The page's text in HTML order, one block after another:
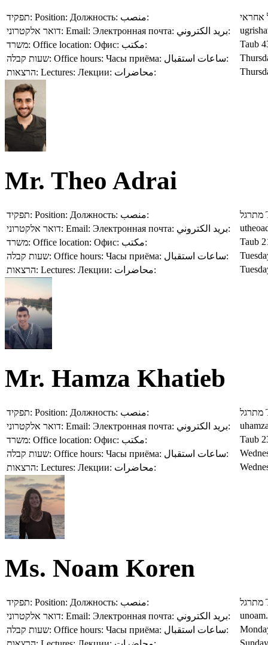
תפקיד: Position: Должность: منصب:
אחראי
דואר אלקטרוני: Email: Электронная почта: بريد الكتروني:
משרד: Office location: Офис: مكتب:
Taub
שעות קבלה: Office hours: Часы приёма: ساعات استقبال:
הרצאות: Lectures: Лекции: محاضرات:
Mr. Theo Adrai
תפקיד: Position: Должность: منصب: מתרגל
דואר אלקטרוני: Email: Электронная почта: بريد الكتروني:
משרד: Office location: Офис: مكتب:
Taub
שעות קבלה: Office hours: Часы приёма: ساعات استقبال:
הרצאות: Lectures: Лекции: محاضرات:
Mr. Hamza Khatieb
תפקיד: Position: Должность: منصب: מתרגל
דואר אלקטרוני: Email: Электронная почта: بريد الكتروني:
משרד: Office location: Офис: مكتب:
Taub
שעות קבלה: Office hours: Часы приёма: ساعات استقبال:
הרצאות: Lectures: Лекции: محاضرات:
Ms. Noam Koren
תפקיד: Position: Должность: منصب: מתרגל
דואר אלקטרוני: Email: Электронная почта: بريد الكتروني:
שעות קבלה: Office hours: Часы приёма: ساعات استقبال: